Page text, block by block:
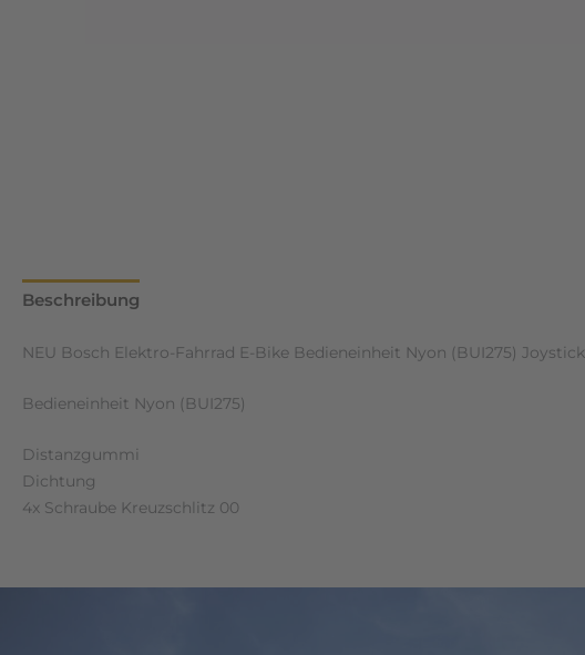
Beschreibung
NEU Bosch Elektro-Fahrrad E-Bike Bedieneinheit Nyon (BUI275) Joystick
Bedieneinheit Nyon (BUI275)
Distanzgummi
Dichtung
4x Schraube Kreuzschlitz 00